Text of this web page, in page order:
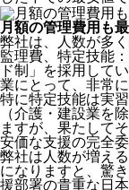
月額の管理費用も最
弊社は、
人数が多
監理費、特定技能
ド制」を採用 して
業にとって、非常
特に特定技能は実
（介護・建設業を
ますが、果たして
安価な支援の完全
弊社は人数が増え
になりますと、驚
援部署の貴重な日